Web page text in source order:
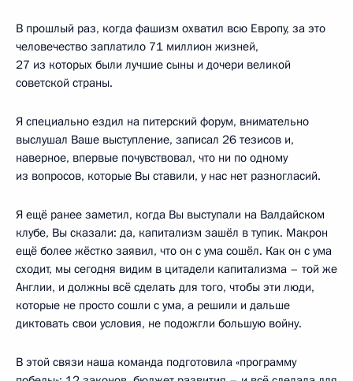
В прошлый раз, когда фашизм охватил всю Европу, за это
человечество заплатило 71 миллион жизней,
27 из которых были лучшие сыны и дочери великой
советской страны.
Я специально ездил на питерский форум, внимательно
выслушал Ваше выступление, записал 26 тезисов и,
наверное, впервые почувствовал, что ни по одному
из вопросов, которые Вы ставили, у нас нет разногласий.
Я ещё ранее заметил, когда Вы выступали на Валдайском
клубе, Вы сказали: да, капитализм зашёл в тупик. Макрон
ещё более жёстко заявил, что он с ума сошёл. Как он с ума
сходит, мы сегодня видим в цитадели капитализма – той же
Англии, и должны всё сделать для того, чтобы эти люди,
которые не просто сошли с ума, а решили и дальше
диктовать свои условия, не подожгли большую войну.
В этой связи наша команда подготовила «программу